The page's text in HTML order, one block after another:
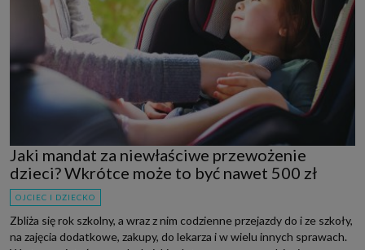
Jaki mandat za niewłaściwe przewożenie
dzieci? Wkrótce może to być nawet 500 zł
OJCIEC I DZIECKO
Zbliża się rok szkolny, a wraz z nim codzienne przejazdy do i ze szkoły,
na zajęcia dodatkowe, zakupy, do lekarza i w wielu innych sprawach.